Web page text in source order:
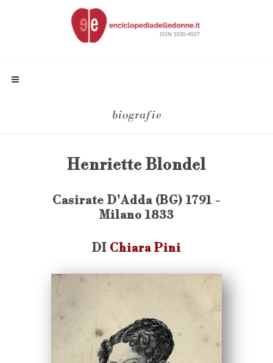
biografie
Henriette Blondel
Casirate D'Adda (BG) 1791 -
Milano 1833
DI Chiara Pini